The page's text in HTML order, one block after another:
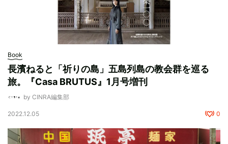
Book
長濱ねると「祈りの島」五島列島の教会群を巡る
旅。『Casa BRUTUS』1月号増刊
by CINRA編集部
2022.12.05 0